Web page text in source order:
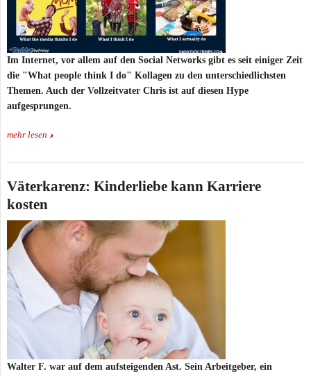
Im Internet, vor allem auf den Social Networks gibt es seit einiger Zeit
die "What people think I do" Kollagen zu den unterschiedlichsten
Themen. Auch der Vollzeitvater Chris ist auf diesen Hype
aufgesprungen.
mehr lesen
Väterkarenz: Kinderliebe kann Karriere
kosten
Walter F. war auf dem aufsteigenden Ast. Sein Arbeitgeber, ein